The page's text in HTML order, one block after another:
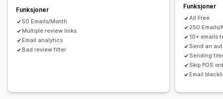
Funksjoner
50 Emails/Month
Multiple review links
Email analytics
Bad review filter
Funksjoner
All Free
250 Emails/
10+ emails
Send an
Sending
Skip POS
Email